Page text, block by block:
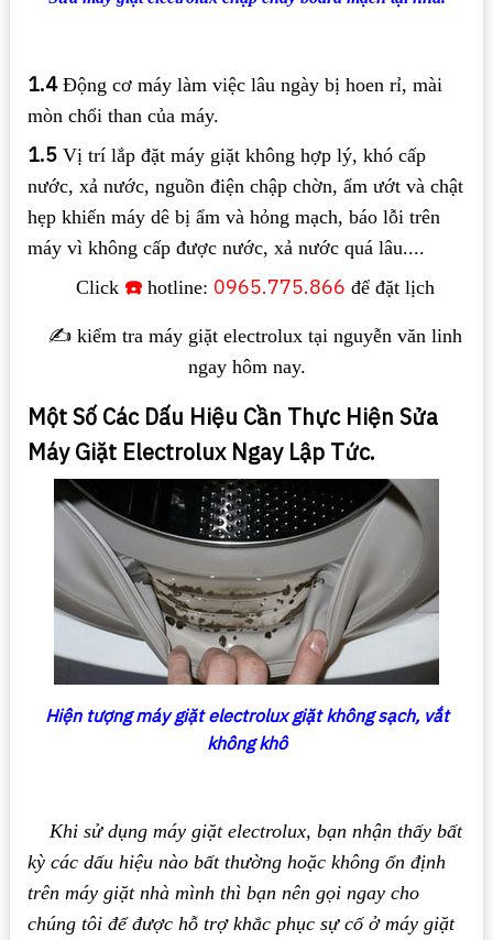
1.4Động cơ máy làm việc lâu ngày bị hoen rỉ, mài
mòn chổi than của máy.
1.5 Vị trí lắp đặt máy giặt không hợp lý, khó cấp
nước, xả nước, nguồn điện chập chờn, ẩm ướt và chật
hẹp khiến máy dê bị ẩm và hỏng mạch, báo lỗi trên
máy vì không cấp được nước, xả nước quá lâu....
Click ☎️hotline: 0965.775.866 để đặt lịch
✍️ kiểm tra máy giặt electrolux tại nguyễn văn linh
ngay hôm nay.
Một Số Các Dấu Hiệu Cần Thực Hiện Sửa
Máy Giặt Electrolux Ngay Lập Tức.
Hiện tượng máy giặt electrolux giặt không sạch, vắt
không khô
Khi sử dụng máy giặt electrolux, bạn nhận thấy bất
kỳ các dấu hiệu nào bất thường hoặc không ổn định
trên máy giặt nhà mình thì bạn nên gọi ngay cho
chúng tôi để được hỗ trợ khắc phục sự cố ở máy giặt